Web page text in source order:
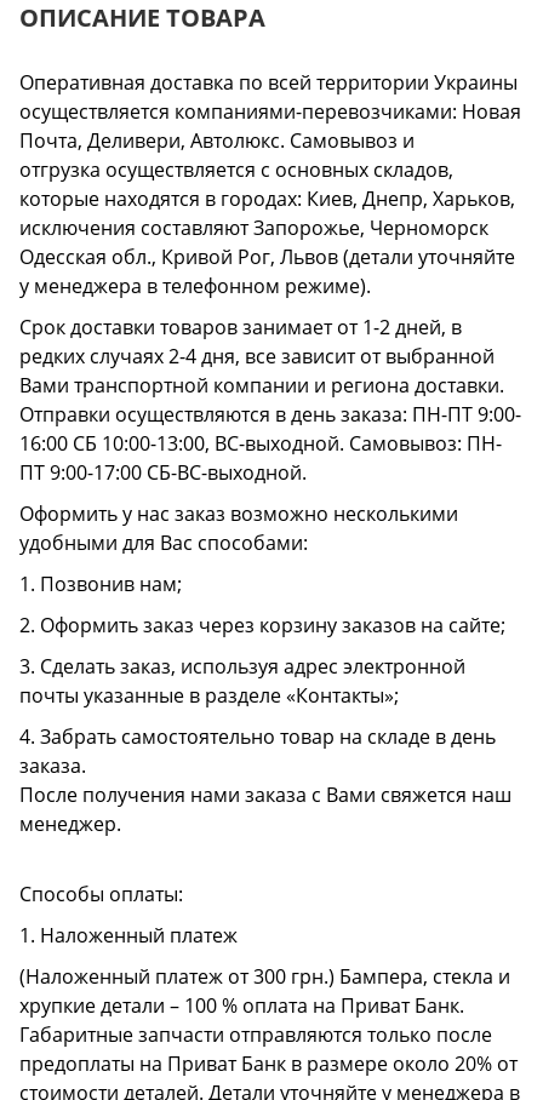
ОПИСАНИЕ ТОВАРА
Оперативная доставка по всей территории Украины
осуществляется компаниями-перевозчиками: Новая
Почта, Деливери, Автолюкс. Самовывоз и
отгрузка осуществляется с основных складов,
которые находятся в городах: Киев, Днепр, Харьков,
исключения составляют Запорожье, Черноморск
Одесская обл., Кривой Рог, Львов (детали уточняйте
у менеджера в телефонном режиме).
Срок доставки товаров занимает от 1-2 дней, в
редких случаях 2-4 дня, все зависит от выбранной
Вами транспортной компании и региона доставки.
Отправки осуществляются в день заказа: ПН-ПТ 9:00-
16:00 СБ 10:00-13:00, ВС-выходной. Самовывоз: ПН-
ПТ 9:00-17:00 СБ-ВС-выходной.
Оформить у нас заказ возможно несколькими
удобными для Вас способами:
1. Позвонив нам;
2. Оформить заказ через корзину заказов на сайте;
3. Сделать заказ, используя адрес электронной
почты указанные в разделе «Контакты»;
4. Забрать самостоятельно товар на складе в день
заказа.
После получения нами заказа с Вами свяжется наш
менеджер.
Способы оплаты:
1. Наложенный платеж
(Наложенный платеж от 300 грн.) Бампера, стекла и
хрупкие детали – 100 % оплата на Приват Банк.
Габаритные запчасти отправляются только после
предоплаты на Приват Банк в размере около 20% от
стоимости деталей. Детали уточняйте у менеджера в